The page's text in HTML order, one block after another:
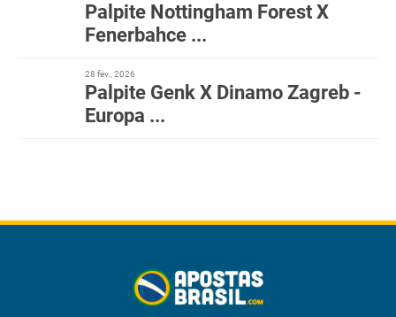
Palpite Nottingham Forest X
Fenerbahce ...
28 fev., 2026
Palpite Genk X Dinamo Zagreb -
Europa ...